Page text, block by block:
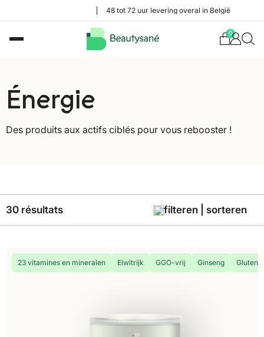
48 tot 72 uur levering overal in België
0
Énergie
Des produits aux actifs ciblés pour vous rebooster !
filteren | sorteren
30 résultats
23 vitamines en mineralen Eiwitrijk GGO-vrij Ginseng